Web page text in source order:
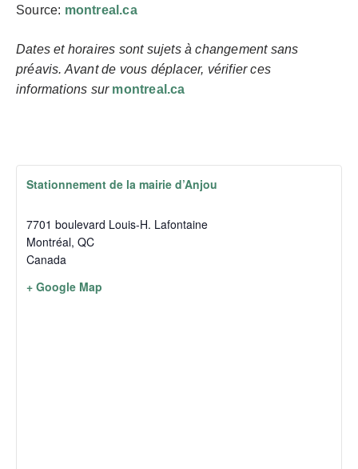
Source: montreal.ca
Dates et horaires sont sujets à changement sans
préavis. Avant de vous déplacer, vérifier ces
informations sur montreal.ca
Stationnement de la mairie d’Anjou
7701 boulevard Louis-H. Lafontaine
Montréal, QC
Canada
+ Google Map